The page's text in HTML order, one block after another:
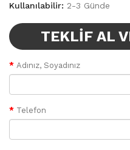
Kullanılabilir: 2-3 Günde
TEKLIF AL
Adınız, Soyadınız
Telefon